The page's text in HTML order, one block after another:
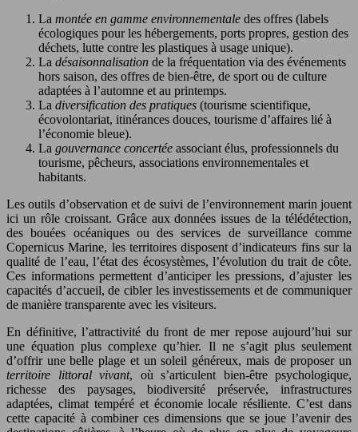
La montée en gamme environnementale des offres (labels
écologiques pour les hébergements, ports propres, gestion des
déchets, lutte contre les plastiques à usage unique).
La désaisonnalisation de la fréquentation via des événements
hors saison, des offres de bien-être, de sport ou de culture
adaptées à l’automne et au printemps.
La diversification des pratiques (tourisme scientifique,
écovolontariat, itinérances douces, tourisme d’affaires lié à
l’économie bleue).
La gouvernance concertée associant élus, professionnels du
tourisme, pêcheurs, associations environnementales et
habitants.
Les outils d’observation et de suivi de l’environnement marin jouent
ici un rôle croissant. Grâce aux données issues de la télédétection,
des bouées océaniques ou des services de surveillance comme
Copernicus Marine, les territoires disposent d’indicateurs fins sur la
qualité de l’eau, l’état des écosystèmes, l’évolution du trait de côte.
Ces informations permettent d’anticiper les pressions, d’ajuster les
capacités d’accueil, de cibler les investissements et de communiquer
de manière transparente avec les visiteurs.
En définitive, l’attractivité du front de mer repose aujourd’hui sur
une équation plus complexe qu’hier. Il ne s’agit plus seulement
d’offrir une belle plage et un soleil généreux, mais de proposer un
territoire littoral vivant, où s’articulent bien-être psychologique,
richesse des paysages, biodiversité préservée, infrastructures
adaptées, climat tempéré et économie locale résiliente. C’est dans
cette capacité à combiner ces dimensions que se joue l’avenir des